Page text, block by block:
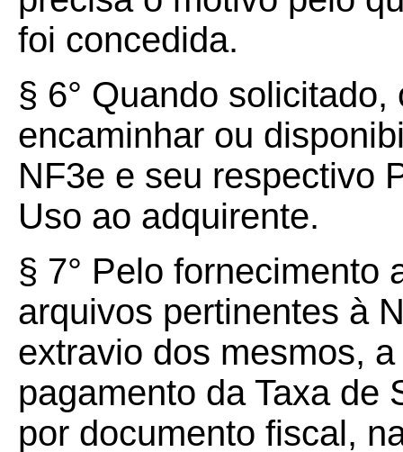
foi concedida.
§ 6° Quando
encaminhar ou
NF3e e seu respectivo
Uso ao adquirente.
§ 7° Pelo fornecimento
arquivos pertinentes à
extravio dos mesmos,
pagamento da Taxa de
por documento fiscal,